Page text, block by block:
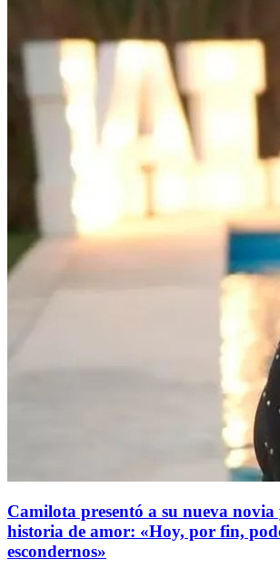
Camilota presentó a su nueva novia
historia de amor: «Hoy, por fin,
escondernos»